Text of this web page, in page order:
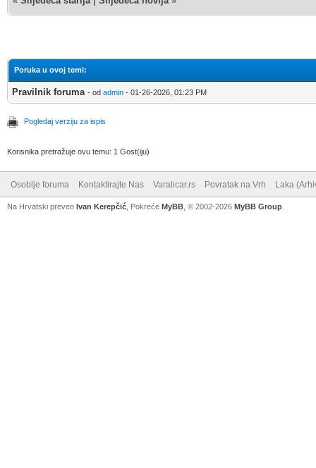
Poruka u ovoj temi:
Pravilnik foruma - od admin - 01-26-2026, 01:23 PM
Pogledaj verziju za ispis
Korisnika pretražuje ovu temu: 1 Gost(iju)
Osoblje foruma Kontaktirajte Nas Varalicar.rs Povratak na Vrh Laka
Na Hrvatski preveo Ivan Kerepčić , Pokreće MyBB , © 2002-2026 MyBB Group